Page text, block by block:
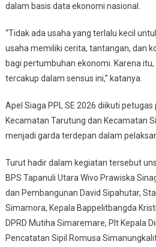
dalam basis data ekonomi nasional.
“Tidak ada usaha yang terlalu kecil
usaha memiliki cerita, tantangan, dan
bagi pertumbuhan ekonomi. Karena
tercakup dalam sensus ini,” katanya.
Apel Siaga PPL SE 2026 diikuti
Kecamatan Tarutung dan Kecamatan
menjadi garda terdepan dalam
Turut hadir dalam kegiatan tersebut
BPS Tapanuli Utara Wivo Prawiska
dan Pembangunan David Sipahutar,
Simamora, Kepala Bappelitbangda
DPRD Mutiha Simaremare, Plt Kepala
Pencatatan Sipil Romusa